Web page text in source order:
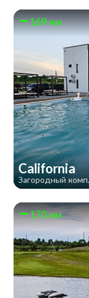
169 км
California
Загородный
170 км